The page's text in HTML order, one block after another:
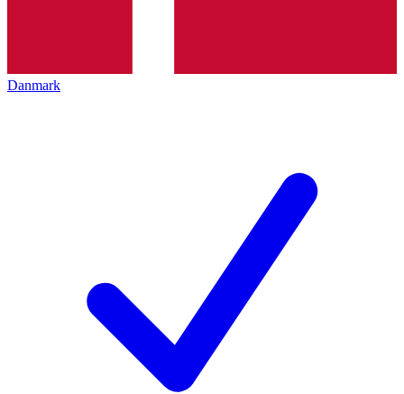
Danmark